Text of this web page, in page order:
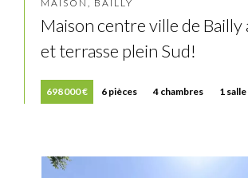
MAISON, BAILLY
Maison centre ville de Bailly
et terrasse plein Sud!
698 000 € 6 pièces 4 chambres 1